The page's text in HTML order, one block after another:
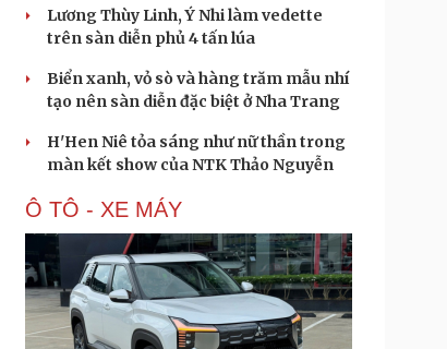
Lương Thùy Linh, Ý Nhi làm vedette
trên sàn diễn phủ 4 tấn lúa
Biển xanh, vỏ sò và hàng trăm mẫu nhí
tạo nên sàn diễn đặc biệt ở Nha Trang
H'Hen Niê tỏa sáng như nữ thần trong
màn kết show của NTK Thảo Nguyễn
Ô TÔ - XE MÁY